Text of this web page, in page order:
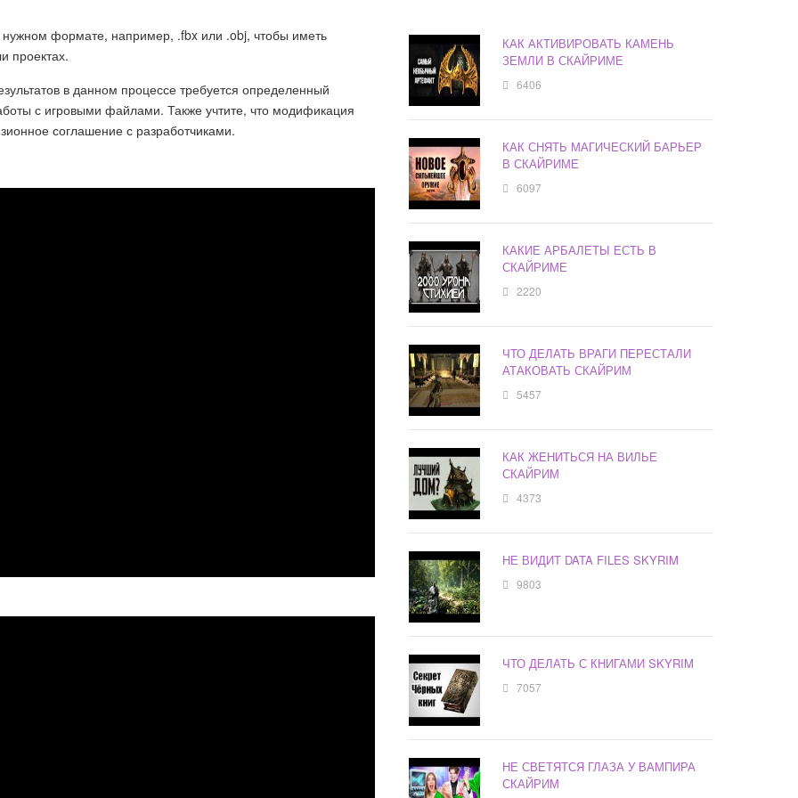
формате, например, .fbx или .obj, чтобы иметь
проектах.
в данном процессе требуется определенный
с игровыми файлами. Также учтите, что модификация
соглашение с разработчиками.
КАК АКТИВИРОВАТЬ КАМЕНЬ
ЗЕМЛИ В СКАЙРИМЕ
6406
КАК СНЯТЬ МАГИЧЕСКИЙ БАРЬЕР
В СКАЙРИМЕ
6097
КАКИЕ АРБАЛЕТЫ ЕСТЬ В
СКАЙРИМЕ
2220
ЧТО ДЕЛАТЬ ВРАГИ ПЕРЕСТАЛИ
АТАКОВАТЬ СКАЙРИМ
5457
КАК ЖЕНИТЬСЯ НА ВИЛЬЕ
СКАЙРИМ
4373
НЕ ВИДИТ DATA FILES SKYRIM
9803
ЧТО ДЕЛАТЬ С КНИГАМИ SKYRIM
7057
НЕ СВЕТЯТСЯ ГЛАЗА У ВАМПИРА
СКАЙРИМ